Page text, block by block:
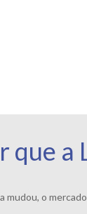
que a
mudou, o